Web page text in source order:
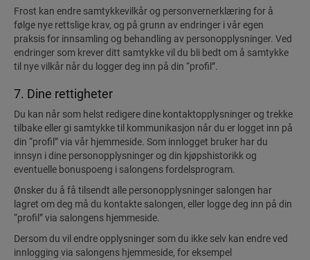
Frost kan endre samtykkevilkår og personvernerklæring for å
følge nye rettslige krav, og på grunn av endringer i vår egen
praksis for innsamling og behandling av personopplysninger. Ved
endringer som krever ditt samtykke vil du bli bedt om å samtykke
til nye vilkår når du logger deg inn på din “profil”.
7. Dine rettigheter
Du kan når som helst redigere dine kontaktopplysninger og trekke
tilbake eller gi samtykke til kommunikasjon når du er logget inn på
din “profil” via vår hjemmeside. Som innlogget bruker har du
innsyn i dine personopplysninger og din kjøpshistorikk og
eventuelle bonuspoeng i salongens fordelsprogram.
Ønsker du å få tilsendt alle personopplysninger salongen har
lagret om deg må du kontakte salongen, eller logge deg inn på din
“profil” via salongens hjemmeside.
Dersom du vil endre opplysninger som du ikke selv kan endre ved
innlogging via salongens hjemmeside, for eksempel